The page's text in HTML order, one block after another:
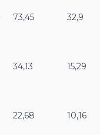
73,45 32,9
34,13 15,29
22,68 10,16